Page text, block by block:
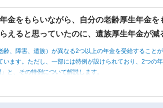
金をもらいながら、自分の老齢厚生年金
えると思っていたのに、遺族厚生年金が減
齢、障害、遺族）が異なる2つ以上の年金を受給すること
います。ただし、一部には特例が設けられており、2つの
と、その特例について解説します。